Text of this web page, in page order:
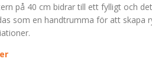
på 40 cm bidrar till ett fylligt och
som en handtrumma för att skapa